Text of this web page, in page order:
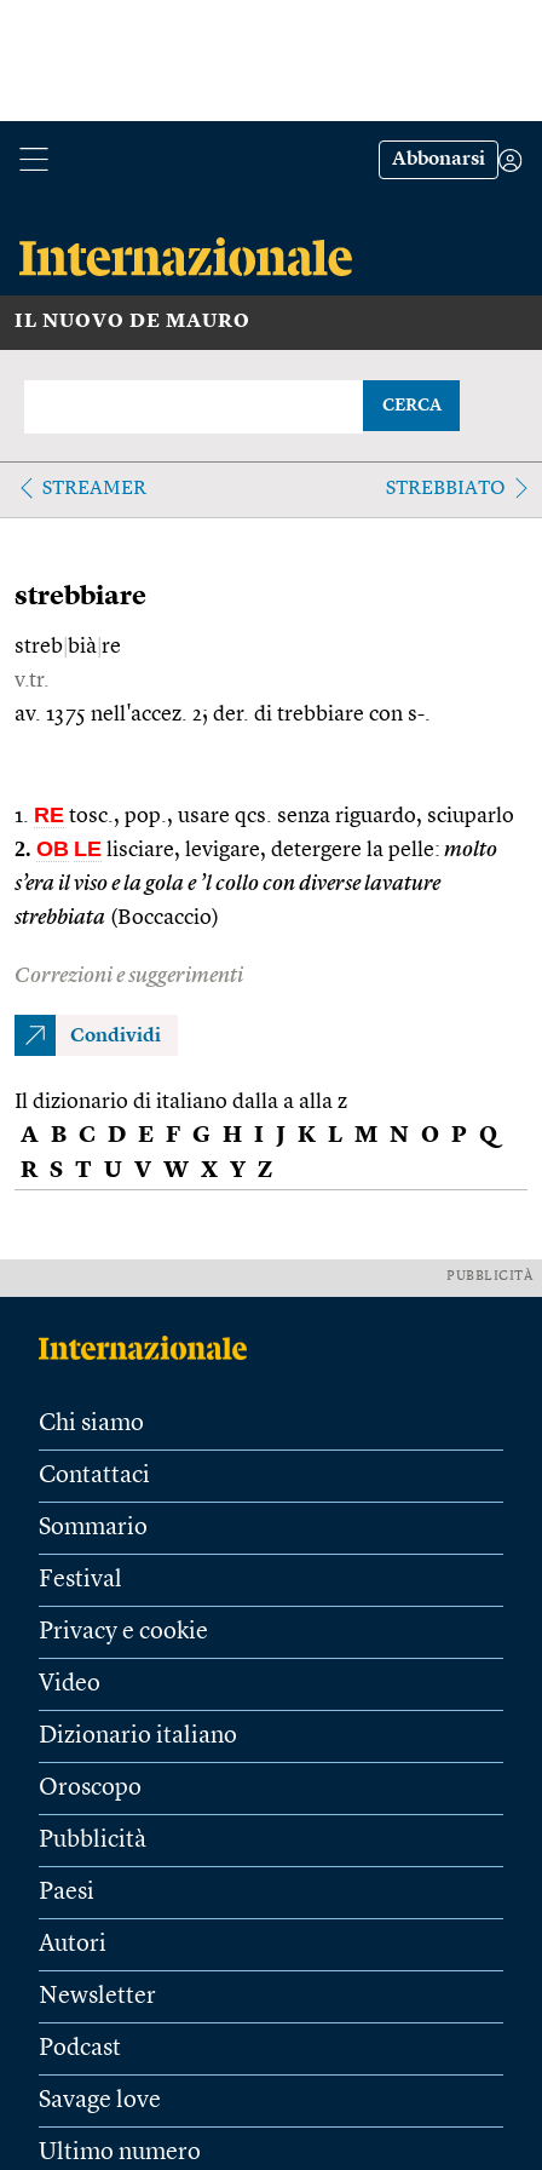
Abbonarsi
IL NUOVO DE MAURO
CERCA
STREAMER STREBBIATO
strebbiare
streb bià re
v.tr.
av. 1375 nell'accez. 2; der. di trebbiare con s-.
1. RE tosc., pop., usare qcs. senza riguardo, sciuparlo
2. OB LE lisciare, levigare, detergere la pelle: molto
s’era il viso e la gola e ’l collo con diverse lavature
strebbiata (Boccaccio)
Correzioni e suggerimenti
Condividi
Il dizionario di italiano dalla a alla z
A B C D E F G H I J K L M N O P Q
R S T U V W X Y Z
PUBBLICITÀ
Chi siamo
Contattaci
Sommario
Festival
Privacy e cookie
Video
Dizionario italiano
Oroscopo
Pubblicità
Paesi
Autori
Newsletter
Podcast
Savage love
Ultimo numero